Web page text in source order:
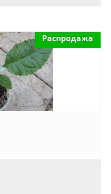
Распродажа